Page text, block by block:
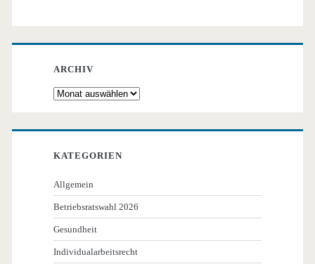
ARCHIV
Archiv
KATEGORIEN
Allgemein
Betriebsratswahl 2026
Gesundheit
Individualarbeitsrecht